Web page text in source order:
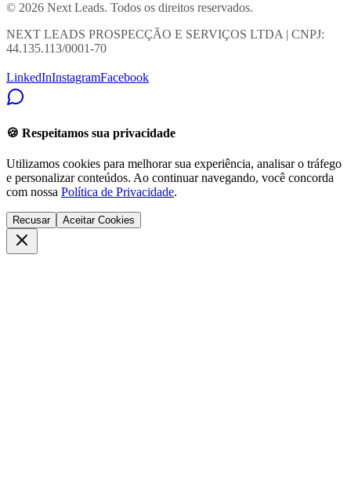
© 2026 Next Leads. Todos os direitos reservados.
NEXT LEADS PROSPECÇÃO E SERVIÇOS LTDA | CNPJ:
44.135.113/0001-70
LinkedInInstagramFacebook
🍪 Respeitamos sua privacidade
Utilizamos cookies para melhorar sua experiência, analisar o tráfego
e personalizar conteúdos. Ao continuar navegando, você concorda
com nossa Política de Privacidade.
Recusar Aceitar Cookies